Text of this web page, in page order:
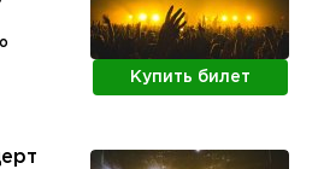
Купить билет